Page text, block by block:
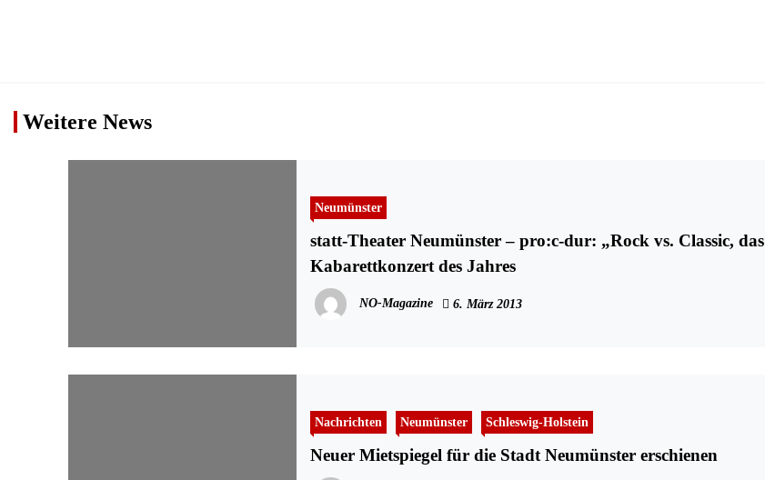
Weitere News
Neumünster
statt-Theater Neumünster – pro:c-dur: „Rock vs. Classic, das
Kabarettkonzert des Jahres
NO-Magazine 6. März 2013
Nachrichten Neumünster Schleswig-Holstein
Neuer Mietspiegel für die Stadt Neumünster erschienen